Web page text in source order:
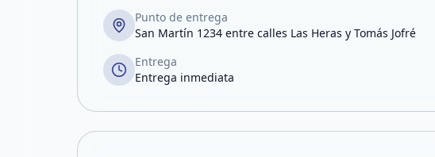
Punto de entrega
San Martín 1234 entre calles Las Heras y Tomás Jofré
Entrega
Entrega inmediata